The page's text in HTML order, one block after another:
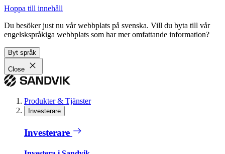
Hoppa till innehåll
Du besöker just nu vår webbplats på svenska. Vill du byta till vår
engelskspråkiga webbplats som har mer omfattande information?
Byt språk
Close
Produkter & Tjänster
Investerare
Investerare